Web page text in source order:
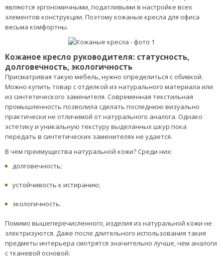
являются эргономичными, податливыми в настройке всех
элементов конструкции. Поэтому кожаные кресла для офиса
весьма комфортны.
Кожаное кресло руководителя: статусность,
долговечность, экологичность
Присматривая такую мебель, нужно определиться с обивкой.
Можно купить товар с отделкой из натурального материала или
из синтетического заменителя. Современная текстильная
промышленность позволила сделать последнюю визуально
практически не отличимой от натурального аналога. Однако
эстетику и уникальную текстуру выделанных шкур пока
передать в синтетических заменителях не удается.
В чем преимущества натуральной кожи? Среди них:
долговечность;
устойчивость к истиранию;
экологичность.
Помимо вышеперечисленного, изделия из натуральной кожи не
электризуются. Даже после длительного использования такие
предметы интерьера смотрятся значительно лучше, чем аналоги
с тканевой основой.